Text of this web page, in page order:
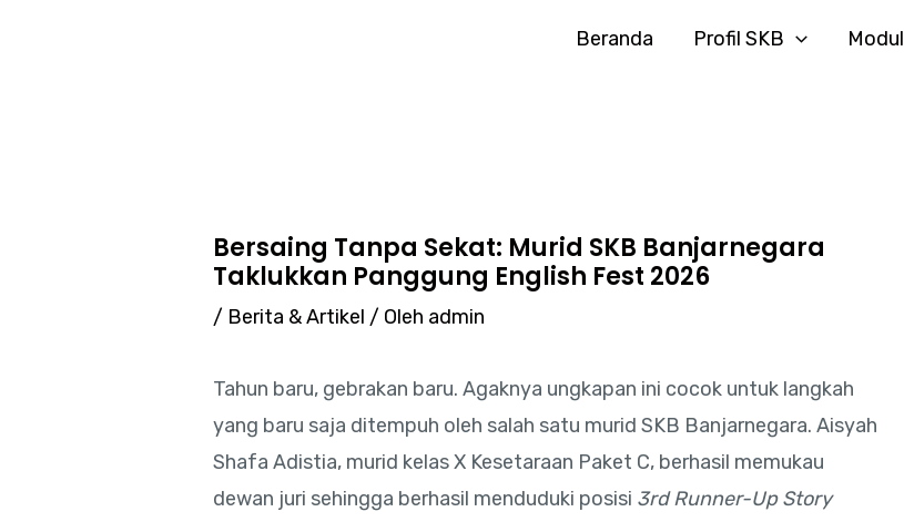
Beranda Profil SKB Modul
Bersaing Tanpa Sekat: Murid SKB Banjarnegara
Taklukkan Panggung English Fest 2026
/ Berita & Artikel / Oleh admin
Tahun baru, gebrakan baru. Agaknya ungkapan ini cocok untuk langkah
yang baru saja ditempuh oleh salah satu murid SKB Banjarnegara. Aisyah
Shafa Adistia, murid kelas X Kesetaraan Paket C, berhasil memukau
dewan juri sehingga berhasil menduduki posisi 3rd Runner-Up Story